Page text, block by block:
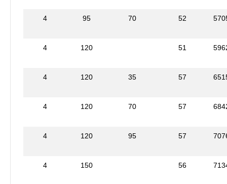
4 95 70 52
4 120 51
4 120 35 57
4 120 70 57
4 120 95 57
4 150 56